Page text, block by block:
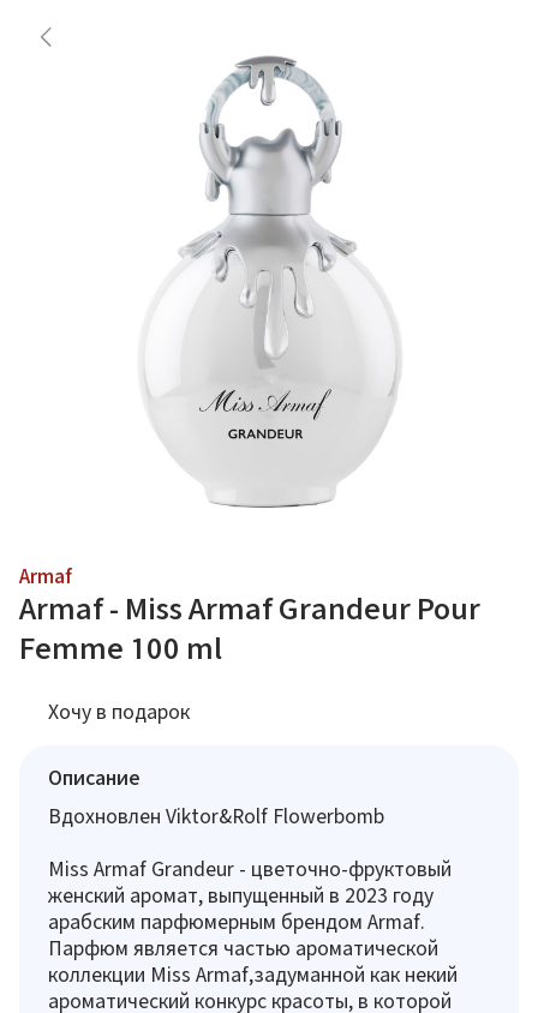
Armaf
Armaf - Miss Armaf Grandeur Pour
Femme 100 ml
Хочу в подарок
Описание
Вдохновлен Viktor&Rolf Flowerbomb
Miss Armaf Grandeur - цветочно-фруктовый
женский аромат, выпущенный в 2023 году
арабским парфюмерным брендом Armaf.
Парфюм является частью ароматической
коллекции Miss Armaf,задуманной как некий
ароматический конкурс красоты, в которой